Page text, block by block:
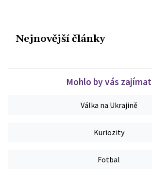
Nejnovější články
Mohlo by vás zajímat
Válka na Ukrajině
Kuriozity
Fotbal